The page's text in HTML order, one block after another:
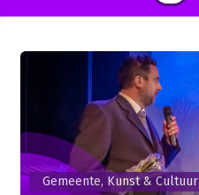
Gemeente, Kunst & Cultuur